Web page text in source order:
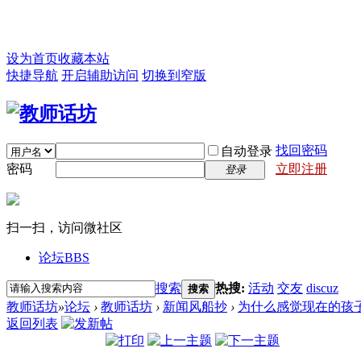
设为首页收藏本站
快捷导航 开启辅助访问 切换到窄版
自动登录 找回密码
密码
登录 立即注册
扫一扫，访问微社区
论坛BBS
搜索 搜索 热搜: 活动 交友 discuz
教师话坊»论坛 › 教师话坊 › 新闻风船抄 › 为什么感觉现在的孩
返回列表